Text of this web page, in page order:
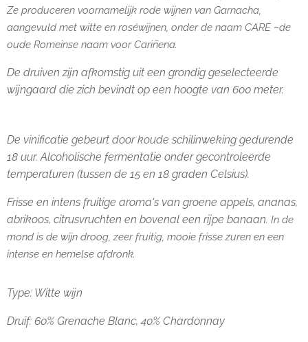
Ze produceren voornamelijk rode wijnen van Garnacha,
aangevuld met witte en roséwijnen, onder de naam CARE –de
oude Romeinse naam voor Cariñena.
De druiven zijn afkomstig uit een grondig geselecteerde
wijngaard die zich bevindt op een hoogte van 600 meter.
De vinificatie gebeurt door koude schilinweking gedurende
18 uur. Alcoholische fermentatie ondergecontroleerde
temperaturen (tussen de 15 en 18 graden Celsius).
Frisse en intens fruitige aroma's van groene appels, ananas,
abrikoos, citrusvruchten en bovenal een rijpe banaan. In de
mond is de wijn droog, zeer fruitig, mooie frisse zuren en een
intense en hemelse afdronk.
Type: Witte wijn
Druif: 60% Grenache Blanc, 40% Chardonnay